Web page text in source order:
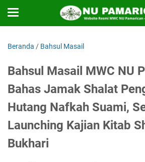
Beranda / Bahsul Masail
Bahsul Masail MWC NU
Bahas Jamak Shalat
Hutang Nafkah Suami,
Launching Kajian Kitab
Bukhari